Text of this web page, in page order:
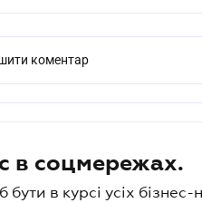
коментар
в соцмережах.
в курсі усіх бізнес-